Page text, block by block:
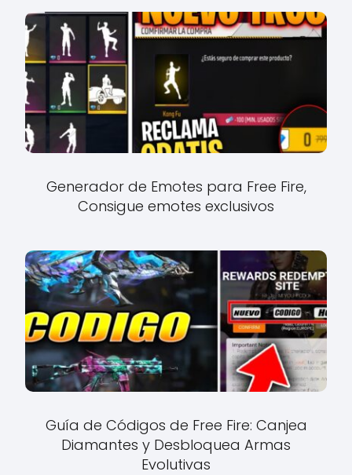
Generador de Emotes para Free Fire,
Consigue emotes exclusivos
Guía de Códigos de Free Fire: Canjea
Diamantes y Desbloquea Armas
Evolutivas